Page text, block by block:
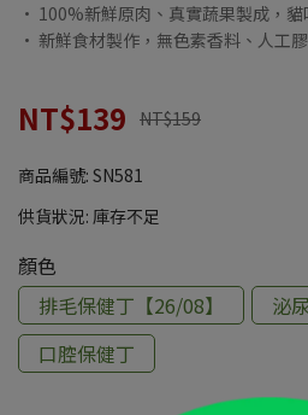
• 100%新鮮原肉、真實蔬果製成，貓
• 新鮮食材製作，無色素香料、人工
NT$139 NT$159
商品編號: SN581
供貨狀況: 庫存不足
顏色
排毛保健丁【26/08】
泌
口腔保健丁